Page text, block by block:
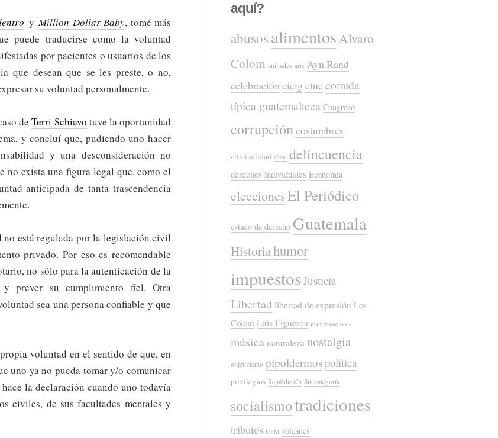
yMillion Dollar Baby, tomé más
puede traducirse como la voluntad
por pacientes o usuarios de los
que desean que se les preste, o no,
su voluntad personalmente.
deTerri Schiavo tuve la oportunidad
y concluí que, pudiendo uno hacer
y una desconsideración no
no exista una figura legal que, como el
anticipada de tanta trascendencia
no está regulada por la legislación civil
privado. Por eso es recomendable
no sólo para la autenticación de la
prever su cumplimiento fiel. Otra
sea una persona confiable y que
voluntad en el sentido de que, en
uno ya no pueda tomar y/o comunicar
la declaración cuando uno todavía
civiles, de sus facultades mentales y
aquí?
abusos alimentosAlvaro
Colom animales arte Ayn Rand
celebración cicig cine comida
típica guatemalteca Congreso
corrupcióncostumbres
criminalidad Cuba delincuencia
derechos individuales Economía
eleccionesEl Periódico
estado de derecho Guatemala
Historiahumor
impuestos Justicia
Libertad libertad de expresión Los
Colom Luis Figueroa manifestaciones
música naturaleza nostalgia
objetivismo pipoldermospolítica
privilegios RepúblicaGt Sin categoría
socialismotradiciones
tributos UFM volcanes